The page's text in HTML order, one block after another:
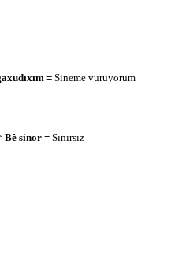
=Sineme vuruyorum
Bê sinor =Sınırsız